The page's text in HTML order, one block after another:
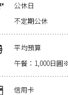
公休日
不定期公休
平均預算
午餐：1,000日圓
信用卡